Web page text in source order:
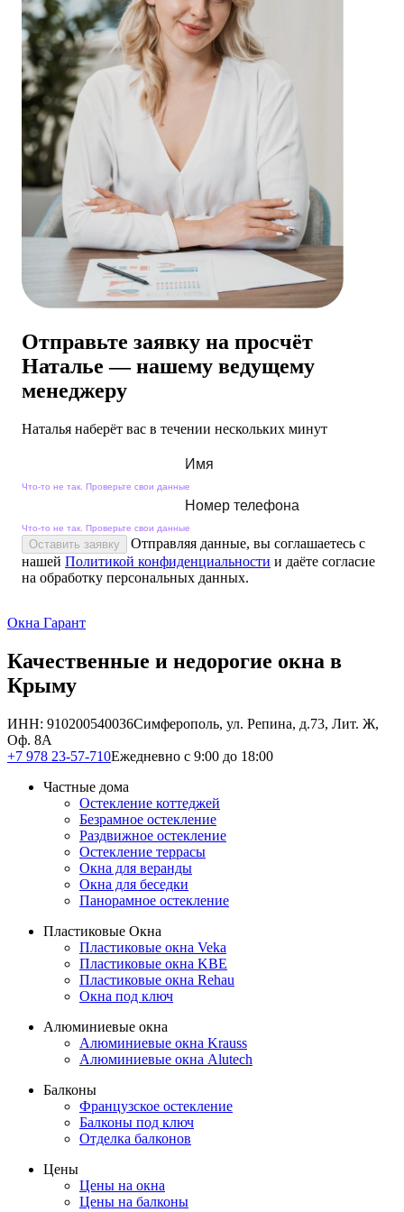
Отправьте заявку на просчёт
Натальe — нашему ведущему
менеджеру
Наталья наберёт вас в течении нескольких минут
Имя
Что-то не так. Проверьте свои данные
Номер телефона
Что-то не так. Проверьте свои данные
Оставить заявку
Отправляя данные, вы соглашаетесь с
нашей Политикой конфиденциальности и даёте согласие
на обработку персональных данных.
Окна Гарант
Качественные и недорогие окна в
Крыму
ИНН: 910200540036Симферополь, ул. Репина, д.73, Лит. Ж,
Оф. 8А
+7 978 23-57-710Ежедневно с 9:00 до 18:00
Частные дома
Остекление коттеджей
Безрамное остекление
Раздвижное остекление
Остекление террасы
Окна для веранды
Окна для беседки
Панорамное остекление
Пластиковые Окна
Пластиковые окна Veka
Пластиковые окна KBE
Пластиковые окна Rehau
Окна под ключ
Алюминиевые окна
Алюминиевые окна Krauss
Алюминиевые окна Alutech
Балконы
Французское остекление
Балконы под ключ
Отделка балконов
Цены
Цены на окна
Цены на балконы